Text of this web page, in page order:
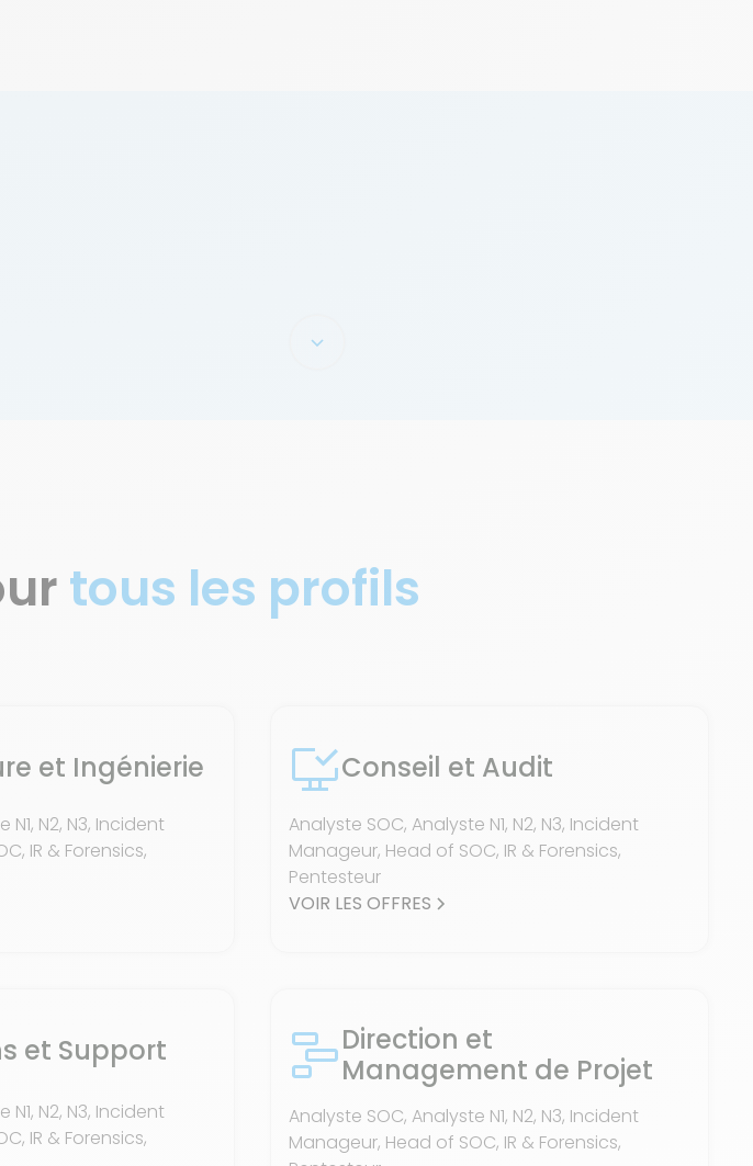
tous les profils
et Ingénierie
N2, N3, Incident
IR & Forensics,
Conseil et Audit
Analyste SOC, Analyste N1, N2, N3, Incident
Manageur, Head of SOC, IR & Forensics,
Pentesteur
VOIR LES OFFRES
et Support
N2, N3, Incident
IR & Forensics,
Direction et
Management de Projet
Analyste SOC, Analyste N1, N2, N3, Incident
Manageur, Head of SOC, IR & Forensics,